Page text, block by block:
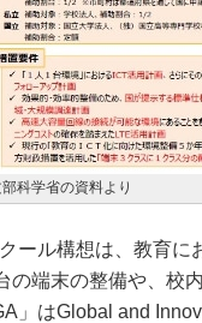
科学省の資料より
ール構想は、教育に
の端末の整備や、校
」はGlobal and